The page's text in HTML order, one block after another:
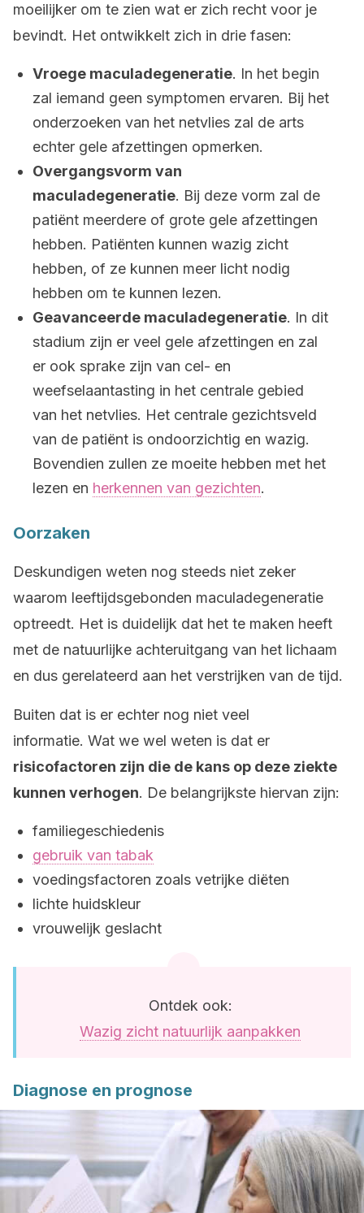
moeilijker om te zien wat er zich recht voor je
bevindt. Het ontwikkelt zich in drie fasen:
Vroege maculadegeneratie. In het begin
zal iemand geen symptomen ervaren. Bij het
onderzoeken van het netvlies zal de arts
echter gele afzettingen opmerken.
Overgangsvorm van
maculadegeneratie. Bij deze vorm zal de
patiënt meerdere of grote gele afzettingen
hebben. Patiënten kunnen wazig zicht
hebben, of ze kunnen meer licht nodig
hebben om te kunnen lezen.
Geavanceerde maculadegeneratie. In dit
stadium zijn er veel gele afzettingen en zal
er ook sprake zijn van cel- en
weefselaantasting in het centrale gebied
van het netvlies. Het centrale gezichtsveld
van de patiënt is ondoorzichtig en wazig.
Bovendien zullen ze moeite hebben met het
lezen en herkennen van gezichten.
Oorzaken
Deskundigen weten nog steeds niet zeker
waarom leeftijdsgebonden maculadegeneratie
optreedt. Het is duidelijk dat het te maken heeft
met de natuurlijke achteruitgang van het lichaam
en dus gerelateerd aan het verstrijken van de tijd.
Buiten dat is er echter nog niet veel
informatie. Wat we wel weten is dat er
risicofactoren zijn die de kans op deze ziekte
kunnen verhogen. De belangrijkste hiervan zijn:
familiegeschiedenis
gebruik van tabak
voedingsfactoren zoals vetrijke diëten
lichte huidskleur
vrouwelijk geslacht
Ontdek ook:
Wazig zicht natuurlijk aanpakken
Diagnose en prognose